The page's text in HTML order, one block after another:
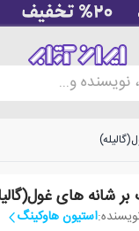
و...
بر شانه های
استیون هاوکینگ